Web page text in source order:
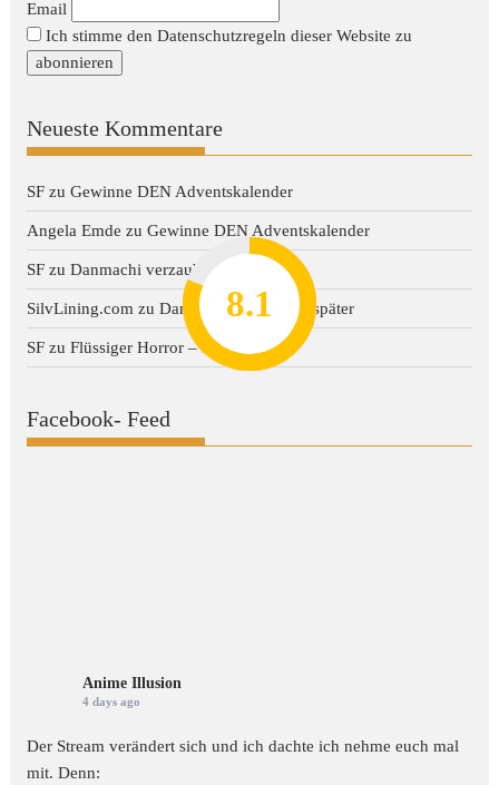
8.2
7.8
7.1
7
8.1
Email
Ich stimme den Datenschutzregeln dieser Website zu
Neueste Kommentare
SF zuGewinne DEN Adventskalender
Angela Emde zuGewinne DEN Adventskalender
SF zuDanmachi verzaubert später
SilvLining.com zuDanmachi verzaubert später
SF zuFlüssiger Horror – Dark Water
Facebook- Feed
Anime Illusion
4 days ago
Der Stream verändert sich und ich dachte ich nehme euch mal
mit. Denn: